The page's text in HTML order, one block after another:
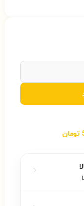
تومان